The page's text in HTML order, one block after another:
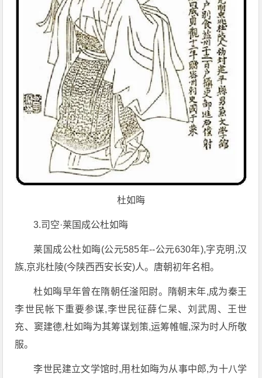
杜如晦
3.司空·莱国成公杜如晦
莱国成公杜如晦(公元585年--公元630年),字克明,汉
族,京兆杜陵(今陕西西安长安)人。唐朝初年名相。
杜如晦早年曾在隋朝任滏阳尉。隋朝末年,成为秦王
李世民帐下重要参谋,李世民征薛仁杲、刘武周、王世
充、窦建德,杜如晦为其筹谋划策,运筹帷幄,深为时人所敬
服。
李世民建立文学馆时,用杜如晦为从事中郎,为十八学